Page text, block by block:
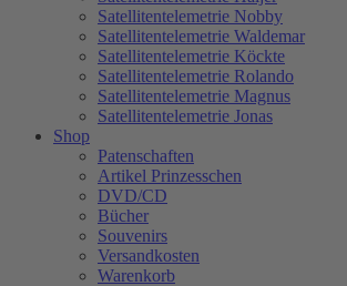
Satellitentelemetrie Nobby
Satellitentelemetrie Waldemar
Satellitentelemetrie Köckte
Satellitentelemetrie Rolando
Satellitentelemetrie Magnus
Satellitentelemetrie Jonas
Shop
Patenschaften
Artikel Prinzesschen
DVD/CD
Bücher
Souvenirs
Versandkosten
Warenkorb